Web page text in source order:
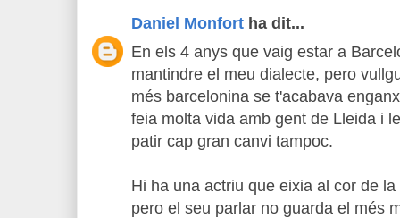
Daniel Monfort ha dit...
En els 4 anys que vaig estar a
mantindre el meu dialecte, pero
més barcelonina se t'acabava
feia molta vida amb gent de Lleida i
patir cap gran canvi tampoc.
Hi ha una actriu que eixia al cor de
pero el seu parlar no guarda el més